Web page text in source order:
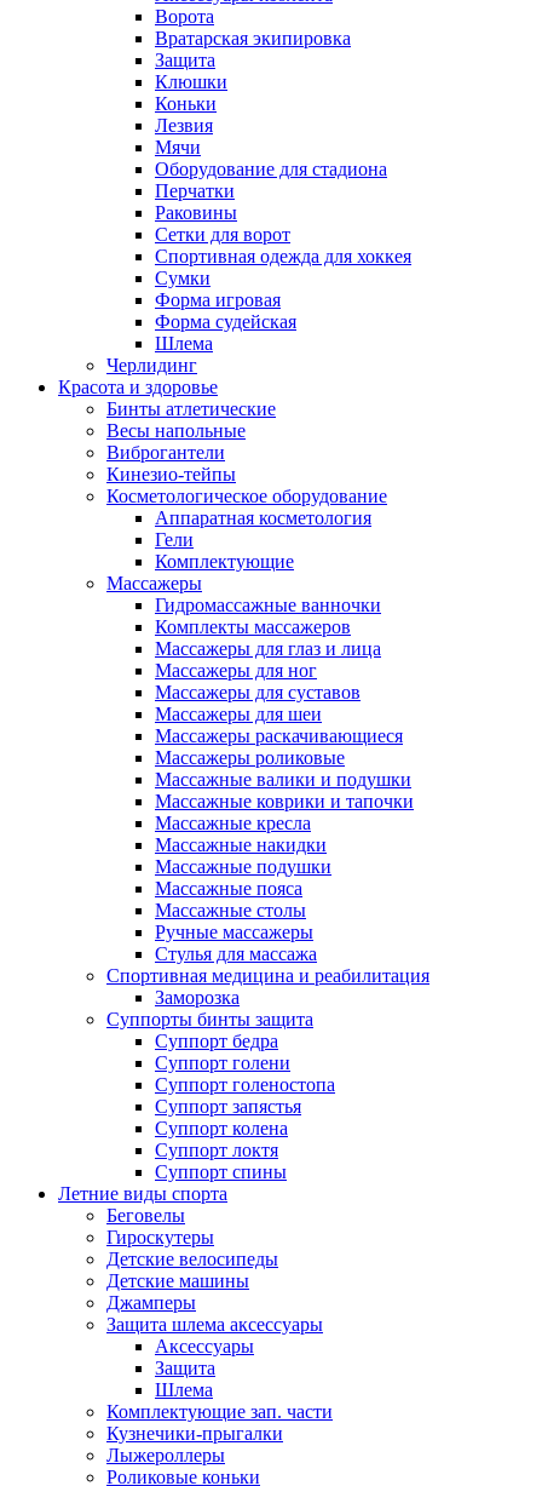
Ворота
Вратарская экипировка
Защита
Клюшки
Коньки
Лезвия
Мячи
Оборудование для стадиона
Перчатки
Раковины
Сетки для ворот
Спортивная одежда для хоккея
Сумки
Форма игровая
Форма судейская
Шлема
Черлидинг
Красота и здоровье
Бинты атлетические
Весы напольные
Виброгантели
Кинезио-тейпы
Косметологическое оборудование
Аппаратная косметология
Гели
Комплектующие
Массажеры
Гидромассажные ванночки
Комплекты массажеров
Массажеры для глаз и лица
Массажеры для ног
Массажеры для суставов
Массажеры для шеи
Массажеры раскачивающиеся
Массажеры роликовые
Массажные валики и подушки
Массажные коврики и тапочки
Массажные кресла
Массажные накидки
Массажные подушки
Массажные пояса
Массажные столы
Ручные массажеры
Стулья для массажа
Спортивная медицина и реабилитация
Заморозка
Суппорты бинты защита
Суппорт бедра
Суппорт голени
Суппорт голеностопа
Суппорт запястья
Суппорт колена
Суппорт локтя
Суппорт спины
Летние виды спорта
Беговелы
Гироскутеры
Детские велосипеды
Детские машины
Джамперы
Защита шлема аксессуары
Аксессуары
Защита
Шлема
Комплектующие зап. части
Кузнечики-прыгалки
Лыжероллеры
Роликовые коньки